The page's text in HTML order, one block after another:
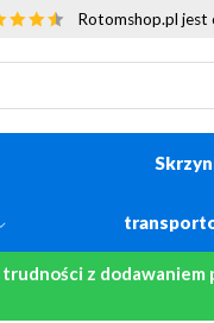
Rotomshop.pl jest
z